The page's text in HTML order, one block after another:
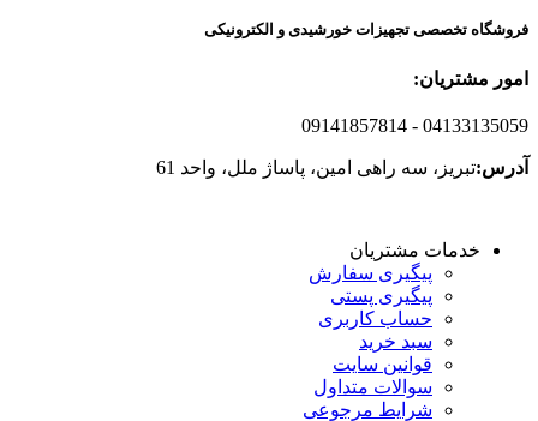
فروشگاه تخصصی تجهیزات خورشیدی و الکترونیکی
امور مشتریان:
- 04133135059
09141857814
آدرس:تبریز، سه راهی امین، پاساژ ملل، واحد 61
خدمات مشتریان
پیگیری سفارش
پیگیری پستی
حساب کاربری
سبد خرید
قوانین سایت
سوالات متداول
شرایط مرجوعی